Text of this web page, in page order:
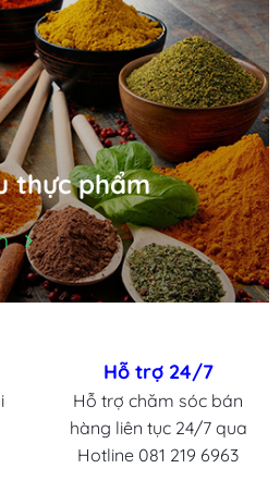
thực phẩm
Hỗ trợ 24/7
Hỗ trợ chăm sóc bán
hàng liên tục 24/7 qua
Hotline 081 219 6963